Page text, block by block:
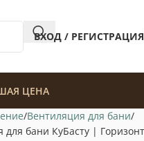
ВХОД / РЕГИСТРАЦИЯ
ЦЕНА
Вентиляция для бани
для бани КуБасту |